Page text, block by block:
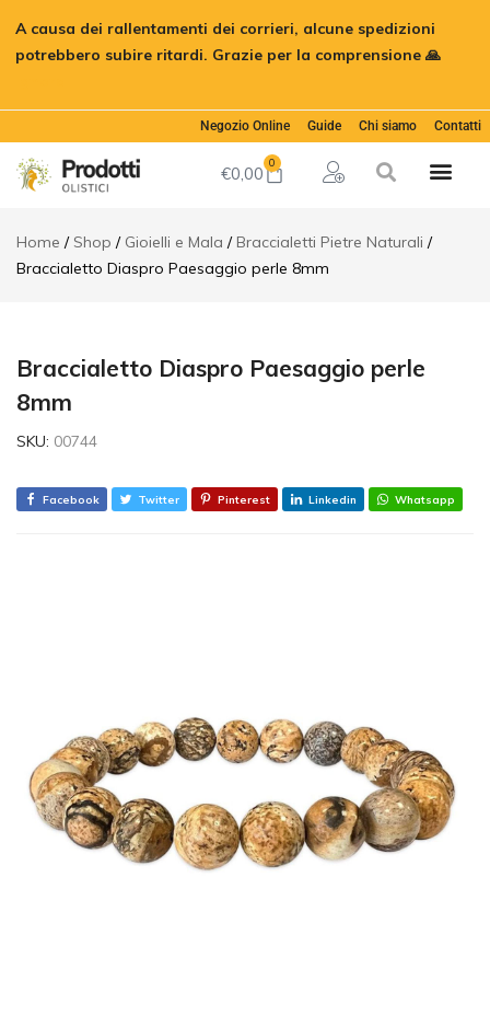
A causa dei rallentamenti dei corrieri, alcune spedizioni
potrebbero subire ritardi. Grazie per la comprensione 🙏
Negozio Online Guide Chi siamo Contatti
€0,00 0
Home Shop Gioielli e Mala
Braccialetti Pietre Naturali
Braccialetto Diaspro Paesaggio perle 8mm
Braccialetto Diaspro Paesaggio perle
8mm
SKU: 00744
Facebook Twitter Pinterest Linkedin Whatsapp
Braccialetto
Diaspro
Paesaggio
Recensioni (0)
€12,00